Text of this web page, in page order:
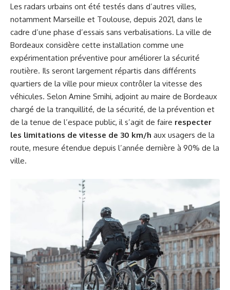
Les radars urbains ont été testés dans d’autres villes,
notamment Marseille et Toulouse, depuis 2021, dans le
cadre d’une phase d’essais sans verbalisations. La ville de
Bordeaux considère cette installation comme une
expérimentation préventive pour améliorer la sécurité
routière. Ils seront largement répartis dans différents
quartiers de la ville pour mieux contrôler la vitesse des
véhicules. Selon Amine Smihi, adjoint au maire de Bordeaux
chargé de la tranquillité, de la sécurité, de la prévention et
de la tenue de l’espace public, il s’agit de faire respecter
les limitations de vitesse de 30 km/h aux usagers de la
route, mesure étendue depuis l’année dernière à 90% de la
ville.